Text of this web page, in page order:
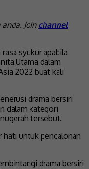
Join channel
syukur apabila
Utama dalam
2022 buat kali
drama bersiri
dalam kategori
tersebut.
hati untuk pencalonan
drama bersiri